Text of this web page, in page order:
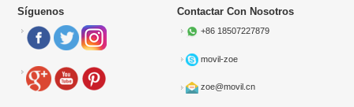
Síguenos Contactar Con Nosotros
+86 18507227879
movil-zoe
zoe@movil.cn